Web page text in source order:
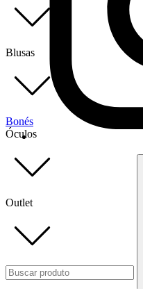
Blusas
Bonés
Óculos
Outlet